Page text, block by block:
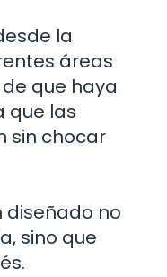
la
áreas
que haya
que las
sin chocar
diseñado no
sino que